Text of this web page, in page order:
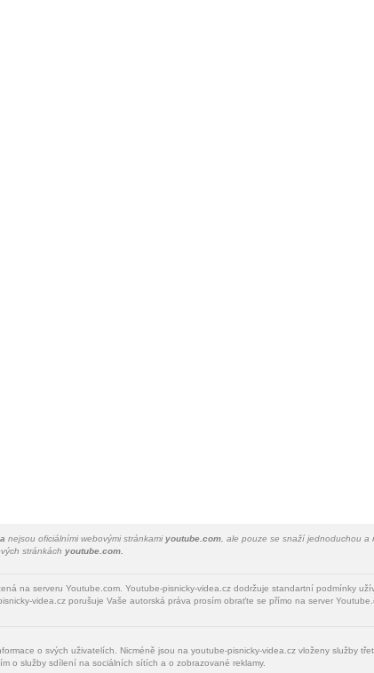
nejsou oficiálními webovými stránkamiyoutube.com , ale pouze se snaží jednoduchou
stránkách youtube.com.
na serveru Youtube.com. Youtube-pisnicky-videa.cz dodržuje standartní podmínky
videa.cz porušuje Vaše autorská práva prosím obraťte se přímo na server
o svých uživatelích. Nicméně jsou na youtube-pisnicky-videa.cz vloženy služby
o služby sdílení na sociálních sítích a o zobrazované reklamy.